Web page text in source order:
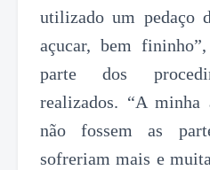
utilizado um pedaço
açucar, bem
parte dos
realizados. “A minha
não fossem as
sofreriam mais e